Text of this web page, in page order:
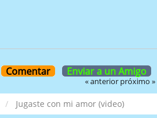
Comentar Enviar a un Amigo
« anterior próximo »
Jugaste con mi amor (video)